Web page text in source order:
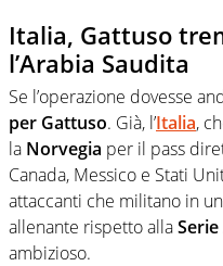
Italia, Gattuso
l’Arabia Saudita
Se l’operazione dovesse
per Gattuso. Già, l’Italia,
la Norvegia per il pass
Canada, Messico e Stati
attaccanti che militano in
allenante rispetto allaSerie
ambizioso.